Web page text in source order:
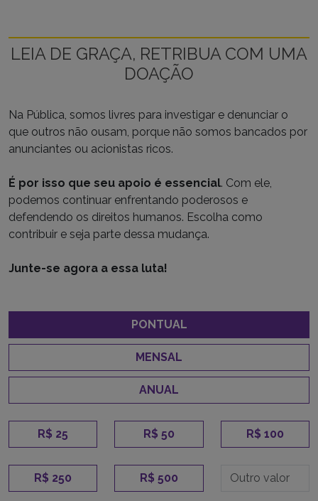
LEIA DE GRAÇA, RETRIBUA COM UMA
DOAÇÃO
Na Pública, somos livres para investigar e denunciar o
que outros não ousam, porque não somos bancados por
anunciantes ou acionistas ricos.
É por isso que seu apoio é essencial. Com ele,
podemos continuar enfrentando poderosos e
defendendo os direitos humanos. Escolha como
contribuir e seja parte dessa mudança.
Junte-se agora a essa luta!
PONTUAL
MENSAL
ANUAL
R$ 25 R$ 50 R$ 100
R$ 250 R$ 500